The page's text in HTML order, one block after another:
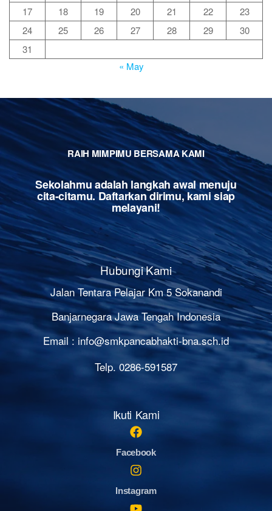
17
18 19 20 21 22
23
24
25 26 27 28 29
30
31
« May
RAIH MIMPIMU BERSAMA KAMI
Sekolahmu adalah langkah awal menuju
cita-citamu. Daftarkan dirimu, kami siap
melayani!
Hubungi Kami
Jalan Tentara Pelajar Km 5 Sokanandi
Banjarnegara Jawa Tengah Indonesia
Email : info@smkpancabhakti-bna.sch.id
Telp. 0286-591587
Ikuti Kami
Facebook
Instagram